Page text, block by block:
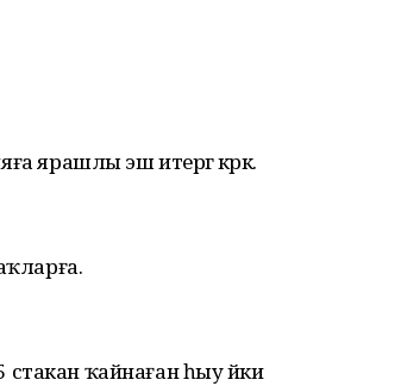
ярашлы эш итергә кәрәк.
стакан ҡайнаған һыу йәки